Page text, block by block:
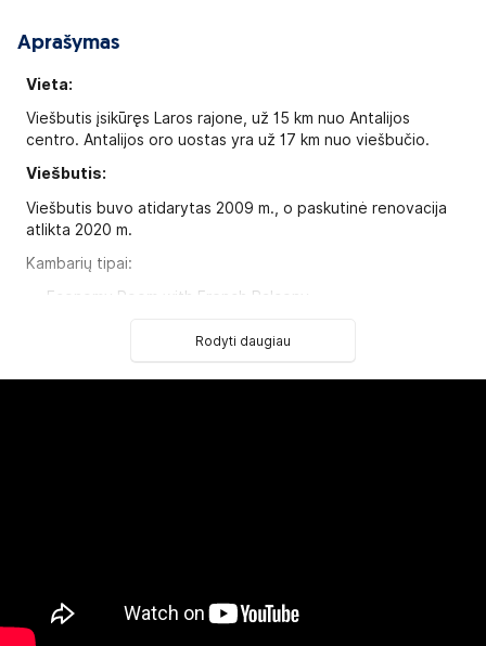
Aprašymas
Vieta:
Viešbutis įsikūręs Laros rajone, už 15 km nuo Antalijos
centro. Antalijos oro uostas yra už 17 km nuo viešbučio.
Viešbutis:
Viešbutis buvo atidarytas 2009 m., o paskutinė renovacija
atlikta 2020 m.
Kambarių tipai:
Economy Room with French Balcony
Family Deluxe Room
Mini Baras
Rodyti daugiau